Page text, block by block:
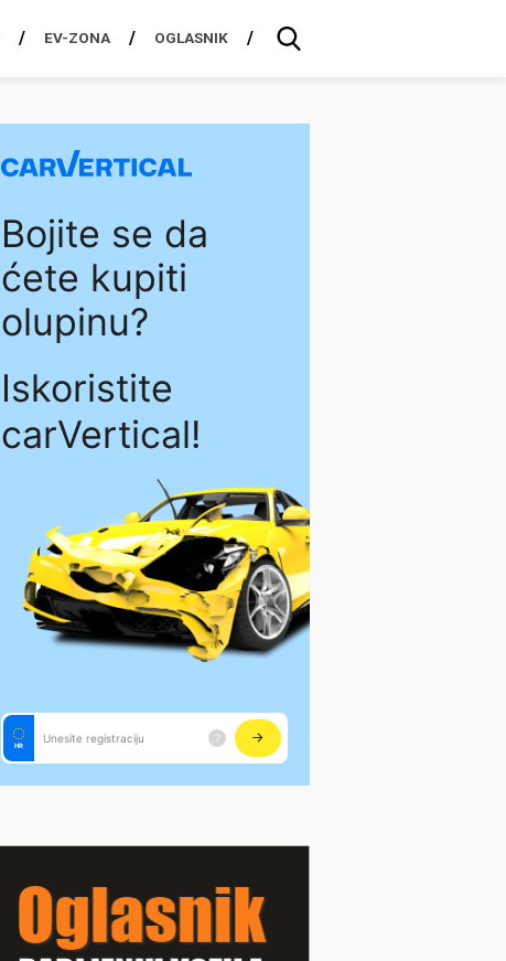
EV-ZONA OGLASNIK